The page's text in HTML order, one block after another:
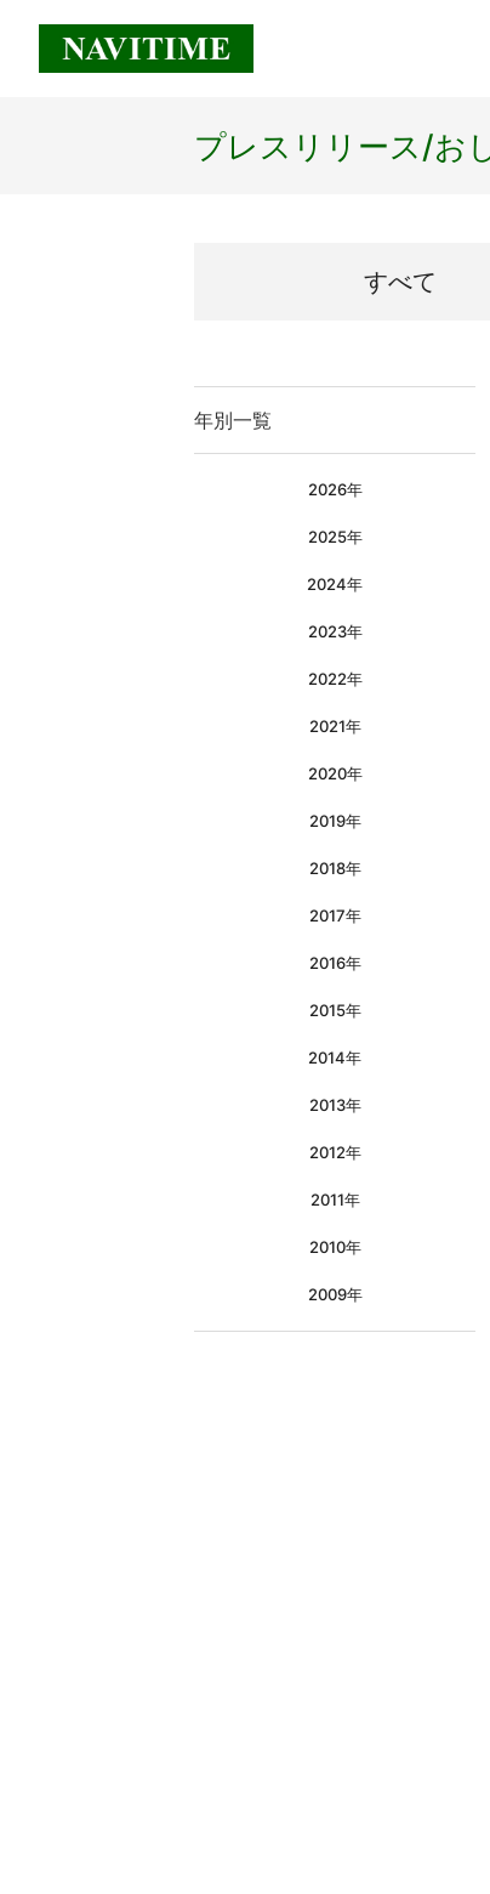
プレスリリース/お
すべて
年別一覧
2026年
2025年
2024年
2023年
2022年
2021年
2020年
2019年
2018年
2017年
2016年
2015年
2014年
2013年
2012年
2011年
2010年
2009年